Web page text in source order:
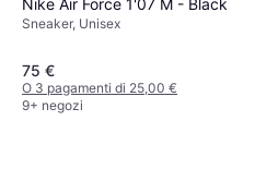
Nike Air Force 1'07 M - Black
Sneaker, Unisex
75 €
O 3 pagamenti di 25,00 €
9+ negozi